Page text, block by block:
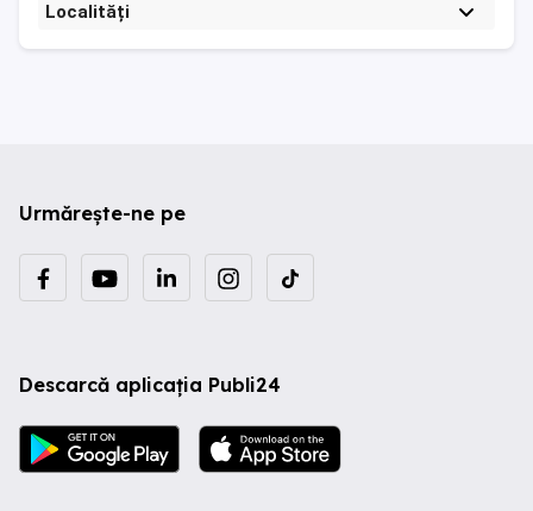
Localități
Urmărește-ne pe
Descarcă aplicația Publi24